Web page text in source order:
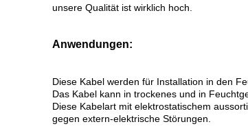
unsere Qualität ist wirklich hoch.
Anwendungen:
Diese Kabel werden für Installation in den
Das Kabel kann in trockenes und in
Diese Kabelart mit elektrostatischem
gegen extern-elektrische Störungen.